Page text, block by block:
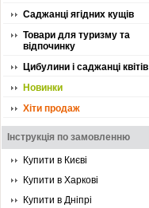
Саджанці ягідних кущів
Товари для туризму та
відпочинку
Цибулини і саджанці квітів
Новинки
Хіти продаж
Інструкція по замовленню
Купити в Києві
Купити в Харкові
Купити в Дніпрі